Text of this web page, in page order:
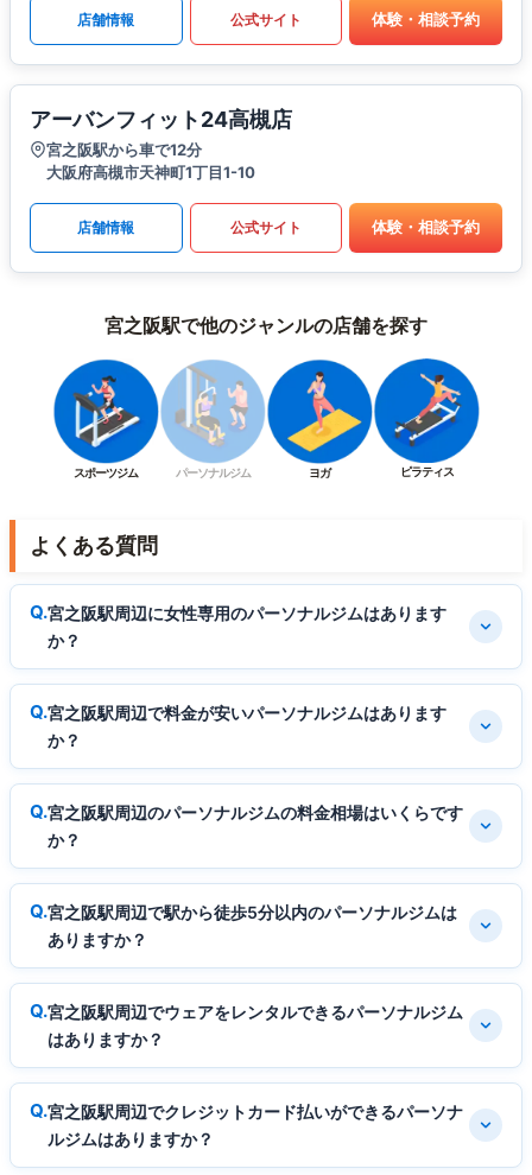
店舗情報 公式サイト 体験・相談予約
アーバンフィット24高槻店
宮之阪駅から車で12分
大阪府高槻市天神町1丁目1-10
店舗情報 公式サイト 体験・相談予約
宮之阪駅で他のジャンルの店舗を探す
スポーツジム パーソナルジム ヨガ ピラティス
よくある質問
宮之阪駅周辺に女性専用のパーソナルジムはあります
か？
宮之阪駅周辺で料金が安いパーソナルジムはあります
か？
宮之阪駅周辺のパーソナルジムの料金相場はいくらです
か？
宮之阪駅周辺で駅から徒歩5分以内のパーソナルジムは
ありますか？
宮之阪駅周辺でウェアをレンタルできるパーソナルジム
はありますか？
宮之阪駅周辺でクレジットカード払いができるパーソナ
ルジムはありますか？